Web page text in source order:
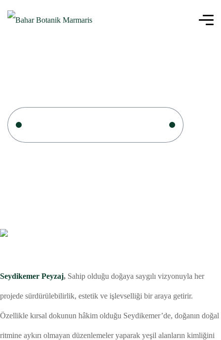
Seydikemer Peyzaj, Sahip olduğu doğaya saygılı vizyonuyla her
projede sürdürülebilirlik, estetik ve işlevselliği bir araya getirir.
Özellikle kırsal dokunun hâkim olduğu Seydikemer’de, doğanın doğal
ritmine aykırı olmayan düzenlemeler yaparak yeşil alanların kimliğini